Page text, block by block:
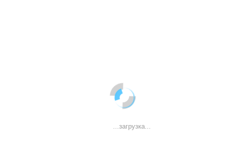
...загрузка...